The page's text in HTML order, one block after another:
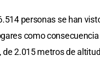
personas se han
como
de 2.015 metros de